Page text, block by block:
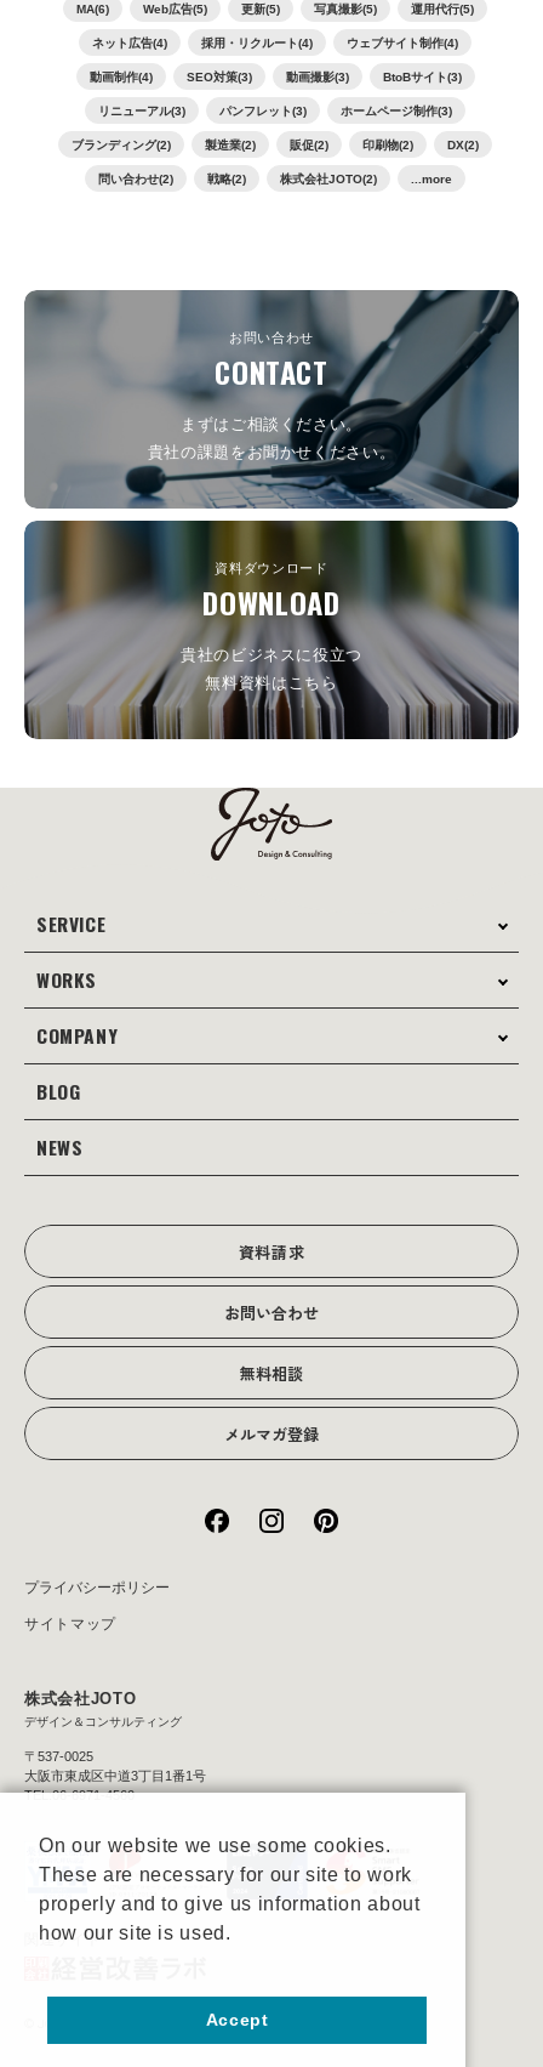
MA(6) Web広告(5) 更新(5) 写真撮影(5) 運用代行(5)
ネット広告(4) 採用・リクルート(4) ウェブサイト制作(4)
動画制作(4) SEO対策(3) 動画撮影(3) BtoBサイト(3)
リニューアル(3) パンフレット(3) ホームページ制作(3)
ブランディング(2) 製造業(2) 販促(2) 印刷物(2) DX(2)
問い合わせ(2) 戦略(2) 株式会社JOTO(2) ...more
資料ダウンロード
DOWNLOAD
貴社のビジネスに役立つ
無料資料はこちら
お問い合わせ
CONTACT
まずはご相談ください。
貴社の課題をお聞かせください。
SERVICE
サービス案内
コンサルティング
Web広告･SEO対策
WORKS
制作事例
Web
COMPANY
会社案内
当社の強み
会社沿革
会社概要
BLOG
JOTOブログ
NEWS
資料請求
お問い合わせ
無料相談
メルマガ登録
プライバシーポリシー
サイトマップ
株式会社JOTO
デザイン＆コンサルティング
〒537-0025
大阪市東成区中道3丁目1番1号
TEL:06-6971-4560
関連サイト
On our website we use some cookies.
These are necessary for our site to work
properly and to give us information about
how our site is used.
Accept